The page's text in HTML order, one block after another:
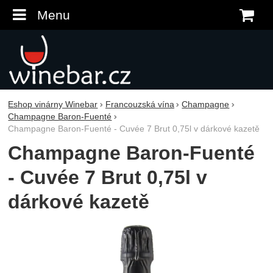
Menu
Eshop vinárny Winebar Francouzská vína
Champagne
Champagne Baron-Fuenté
Champagne Baron-Fuenté - Cuvée 7 Brut 0,75l v dárkové kazetě
Champagne Baron-Fuenté
- Cuvée 7 Brut 0,75l v
dárkové kazetě